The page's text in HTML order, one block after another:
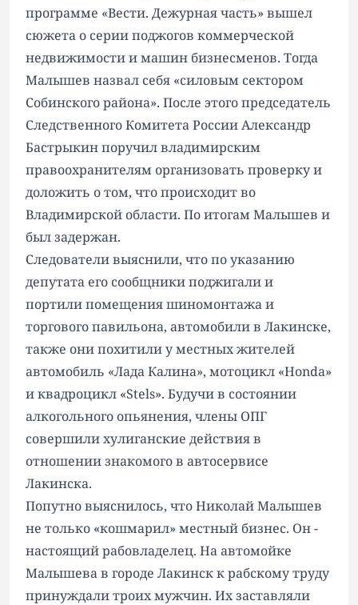
программе «Вести. Дежурная часть» вышел
сюжета о серии поджогов коммерческой
недвижимости и машин бизнесменов. Тогда
Малышев назвал себя «силовым сектором
Собинского района». После этого председатель
Следственного Комитета России Александр
Бастрыкин поручил владимирским
правоохранителям организовать проверку и
доложить о том, что происходит во
Владимирской области. По итогам Малышев и
был задержан.
Следователи выяснили, что по указанию
депутата его сообщники поджигали и
портили помещения шиномонтажа и
торгового павильона, автомобили в Лакинске,
также они похитили у местных жителей
автомобиль «Лада Калина», мотоцикл «Honda»
и квадроцикл «Stels». Будучи в состоянии
алкогольного опьянения, члены ОПГ
совершили хулиганские действия в
отношении знакомого в автосервисе
Лакинска.
Попутно выяснилось, что Николай Малышев
не только «кошмарил» местный бизнес. Он -
настоящий рабовладелец. На автомойке
Малышева в городе Лакинск к рабскому труду
принуждали троих мужчин. Их заставляли